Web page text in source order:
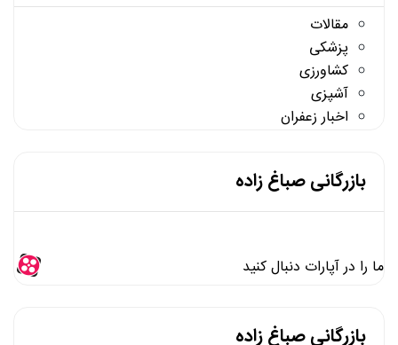
مقالات
پزشکی
کشاورزی
آشپزی
اخبار زعفران
بازرگانی صباغ زاده
ما را در آپارات دنبال کنید
بازرگانی صباغ زاده